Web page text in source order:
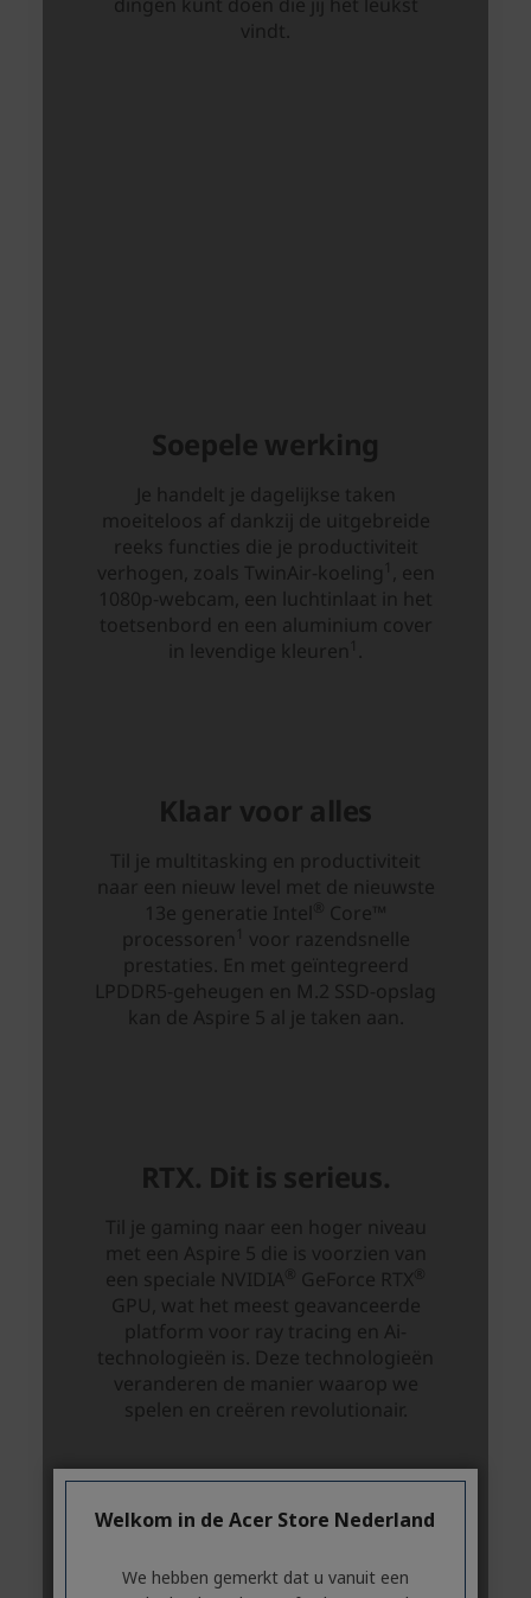
Welkom in de Acer Store Nederland
We hebben gemerkt dat u vanuit een